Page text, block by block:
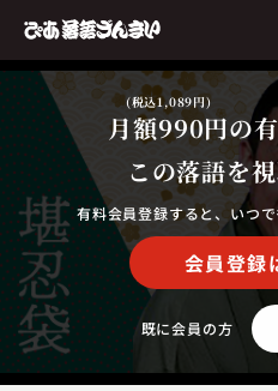
月額990円
(税込1,089円)
の
この落語を
有料会員登録すると、いつ
会員登録
既に会員の方